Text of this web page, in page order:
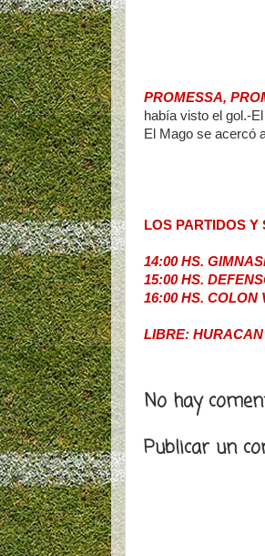
PROMESSA,
había visto el gol.-
El Mago se acercó
LOS PARTIDOS
14:00 HS.
15:00 HS.
16:00 HS. COLON
LIBRE: HURACAN
No hay
Publicar un